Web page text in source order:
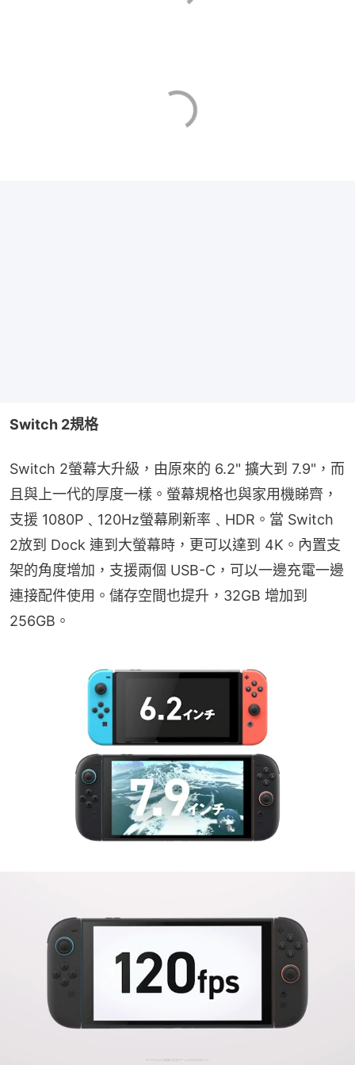
Switch 2規格
Switch 2螢幕大升級，由原來的 6.2" 擴大到 7.9"，而
且與上一代的厚度一樣。螢幕規格也與家用機睇齊，
支援 1080P﹑120Hz螢幕刷新率﹑HDR。當 Switch
2放到 Dock 連到大螢幕時，更可以達到 4K。內置支
架的角度增加，支援兩個 USB-C，可以一邊充電一邊
連接配件使用。儲存空間也提升，32GB 增加到
256GB。